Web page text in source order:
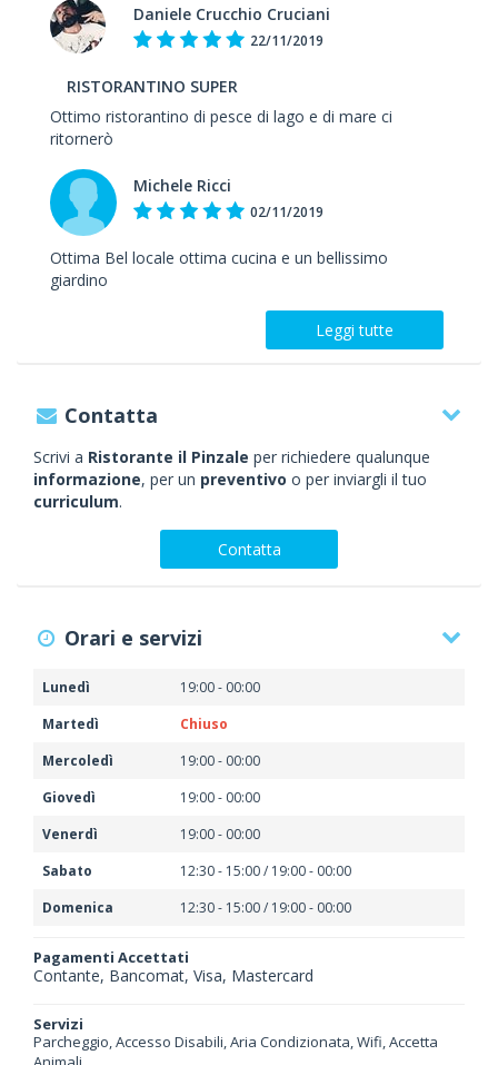
Daniele Crucchio Cruciani
22/11/2019
RISTORANTINO SUPER
Ottimo ristorantino di pesce di lago e di mare ci
ritornerò
Michele Ricci
02/11/2019
Ottima Bel locale ottima cucina e un bellissimo
giardino
Leggi tutte
Contatta
Scrivi a Ristorante il Pinzale per richiedere qualunque
informazione, per un preventivo o per inviargli il tuo
curriculum.
Contatta
Orari e servizi
Lunedì
19:00 - 00:00
Martedì
Chiuso
Mercoledì
19:00 - 00:00
Giovedì
19:00 - 00:00
Venerdì
19:00 - 00:00
Sabato
12:30 - 15:00 / 19:00 - 00:00
Domenica
12:30 - 15:00 / 19:00 - 00:00
Pagamenti Accettati
Contante, Bancomat, Visa, Mastercard
Servizi
Parcheggio, Accesso Disabili, Aria Condizionata, Wifi, Accetta